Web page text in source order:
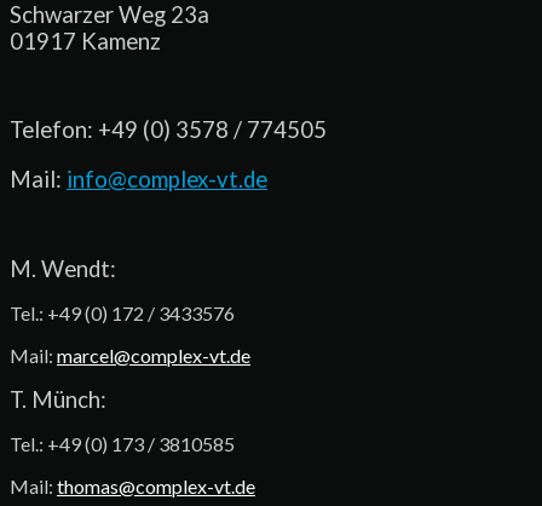
Schwarzer Weg 23a
01917 Kamenz
Telefon: +49 (0) 3578 / 774505
Mail: info@complex-vt.de
M. Wendt:
Tel.: +49 (0) 172 / 3433576
Mail: marcel@complex-vt.de
T. Münch:
Tel.: +49 (0) 173 / 3810585
Mail: thomas@complex-vt.de